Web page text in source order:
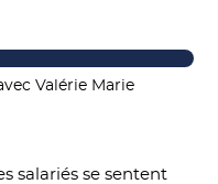
salariés se sentent